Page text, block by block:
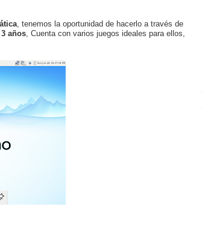
, tenemos la oportunidad de hacerlo a través de
años , Cuenta con varios juegos ideales para ellos,